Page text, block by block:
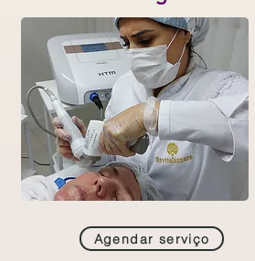
Agendar serviço